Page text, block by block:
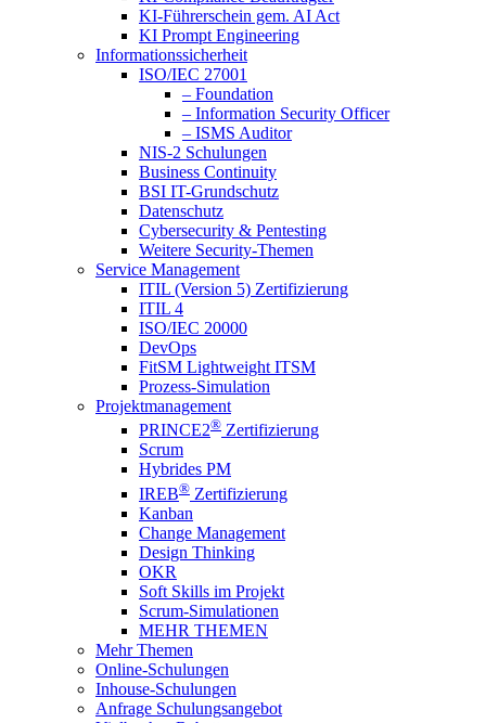
KI-Führerschein gem. AI Act
KI Prompt Engineering
Informationssicherheit
ISO/IEC 27001
– Foundation
– Information Security Officer
– ISMS Auditor
NIS-2 Schulungen
Business Continuity
BSI IT-Grundschutz
Datenschutz
Cybersecurity & Pentesting
Weitere Security-Themen
Service Management
ITIL (Version 5) Zertifizierung
ITIL 4
ISO/IEC 20000
DevOps
FitSM Lightweight ITSM
Prozess-Simulation
Projektmanagement
PRINCE2® Zertifizierung
Scrum
Hybrides PM
IREB® Zertifizierung
Kanban
Change Management
Design Thinking
OKR
Soft Skills im Projekt
Scrum-Simulationen
MEHR THEMEN
Mehr Themen
Online-Schulungen
Inhouse-Schulungen
Anfrage Schulungsangebot